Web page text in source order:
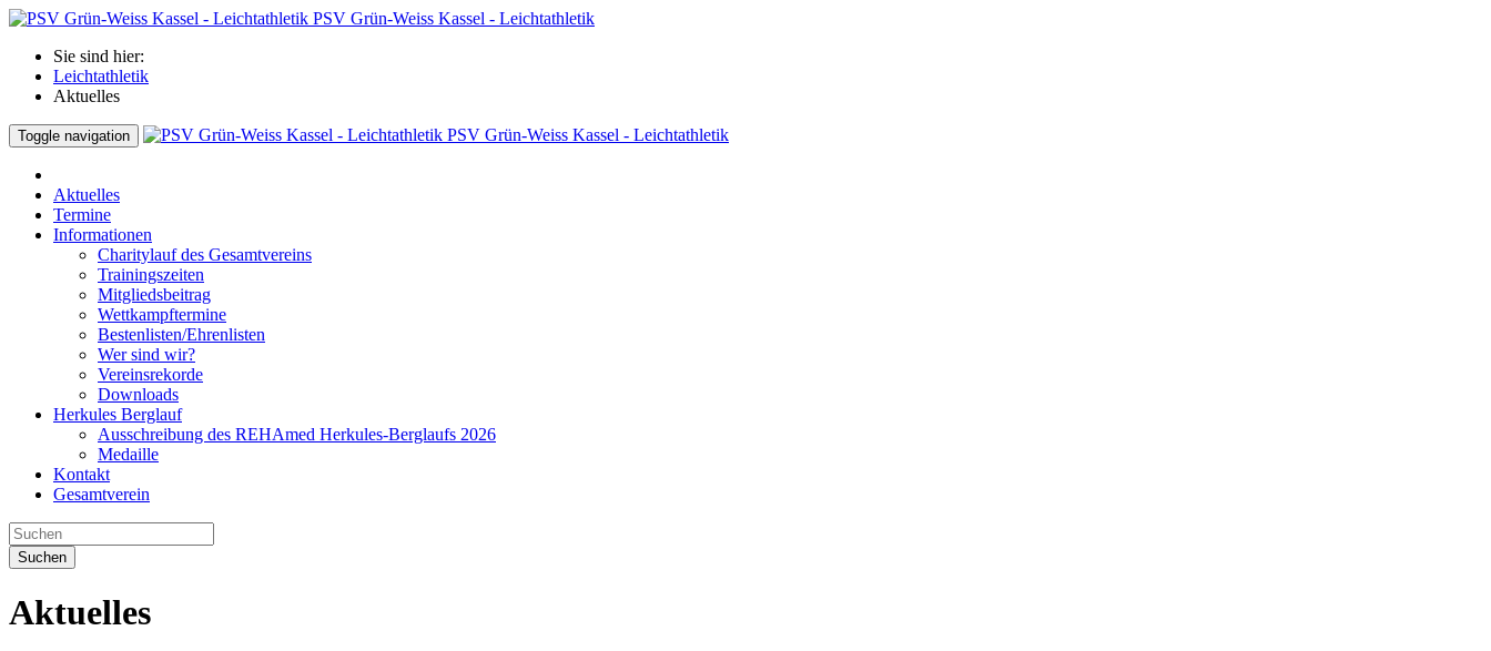
PSV Grün-Weiss Kassel - Leichtathletik
Sie sind hier:
Leichtathletik
Aktuelles
Toggle navigation PSV Grün-Weiss Kassel - Leichtathletik
Aktuelles
Termine
Informationen
Charitylauf des Gesamtvereins
Trainingszeiten
Mitgliedsbeitrag
Wettkampftermine
Bestenlisten/Ehrenlisten
Wer sind wir?
Vereinsrekorde
Downloads
Herkules Berglauf
Ausschreibung des REHAmed Herkules-Berglaufs 2026
Medaille
Kontakt
Gesamtverein
Suchen
Aktuelles